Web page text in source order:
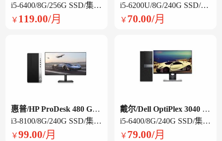
i5-6400/8G/256G SSD/集显/ 27英寸/白色
￥ 119.00/月
i5-6200U/8G/240G SSD/集显/14英寸
￥ 70.00/月
惠普/HP ProDesk 480 G6 台式电脑
i3-8100/8G/240G SSD/集显/21.5英寸显示器
￥99.00/月
戴尔/Dell OptiPlex 3040 台式电脑
i5-6400/8G/240G SSD/集显/21.5英寸显示器
￥ 79.00/月